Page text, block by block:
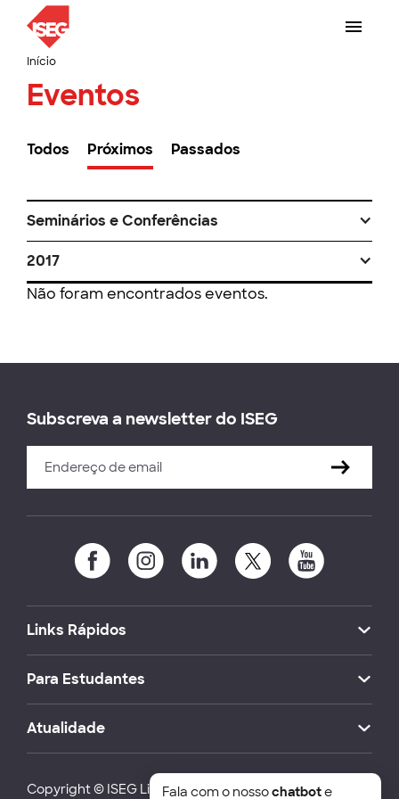
Início
Eventos
Todos Próximos Passados
Seminários e Conferências
2017
Não foram encontrados eventos.
Subscreva a newsletter do ISEG
Links Rápidos
Para Estudantes
Atualidade
Copyright © ISEG Lisbon School of Economics and
Fala com o nossochatbote